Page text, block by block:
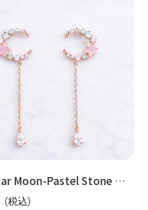
Little Star Moon-Pastel Stone ピアス
(税込)